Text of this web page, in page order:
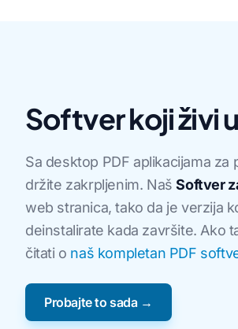
Softver koji živi
Sa desktop PDF aplikacijama
držite zakrpljenim. NašSoftver
web stranica, tako da je verzija
deinstalirate kada završite. Ako
čitati o naš kompletan PDF
Probajte to sada →